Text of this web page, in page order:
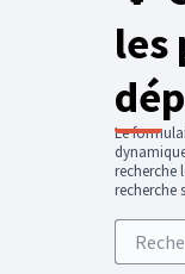
les
Le
recherche
recherche